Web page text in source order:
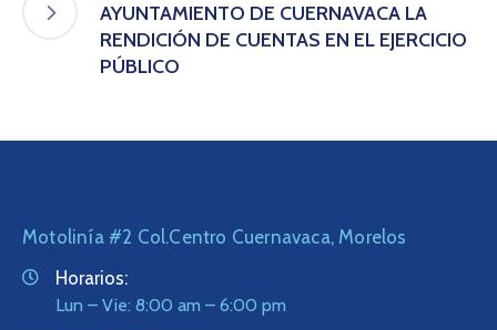
AYUNTAMIENTO DE CUERNAVACA LA
RENDICIÓN DE CUENTAS EN EL EJERCICIO
PÚBLICO
Motolinía #2 Col.Centro Cuernavaca, Morelos
Horarios:
Lun – Vie: 8:00 am – 6:00 pm